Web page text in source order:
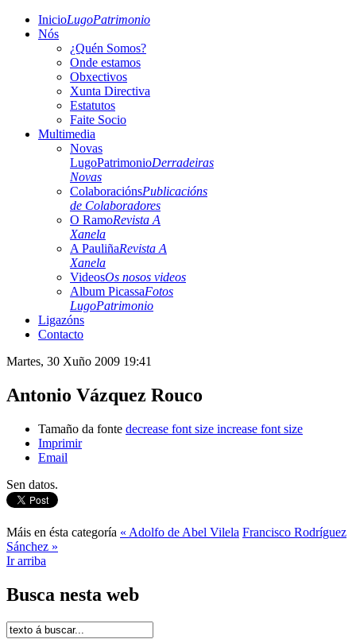
InicioLugoPatrimonio
Nós
¿Quén Somos?
Onde estamos
Obxectivos
Xunta Directiva
Estatutos
Faite Socio
Multimedia
Novas
LugoPatrimonioDerradeiras
Novas
ColaboraciónsPublicacións
de Colaboradores
O RamoRevista A
Xanela
A PauliñaRevista A
Xanela
VideosOs nosos videos
Album PicassaFotos
LugoPatrimonio
Ligazóns
Contacto
Martes, 30 Xuño 2009 19:41
Antonio Vázquez Rouco
Tamaño da fonte decrease font size increase font size
Imprimir
Email
Sen datos.
Máis en ésta categoría « Adolfo de Abel Vilela Francisco Rodríguez
Sánchez »
Ir arriba
Busca nesta web